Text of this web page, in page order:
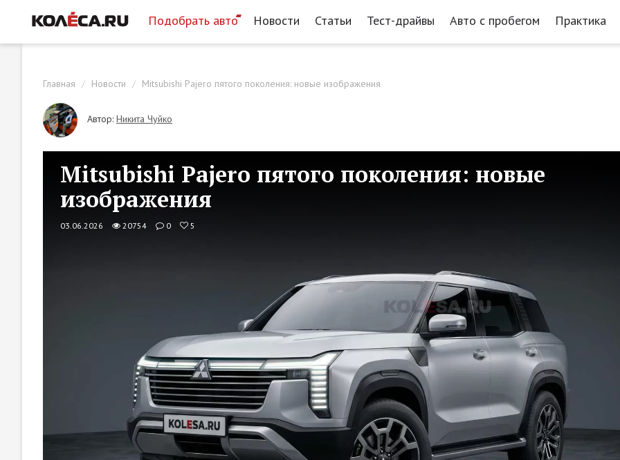
Подобрать авто Новости Статьи Тест-драйвы Авто с пробегом Практика
Главная Новости Mitsubishi Pajero пятого поколения: новые изображения
Автор: Никита Чуйко
Mitsubishi Pajero пятого поколения: новые
изображения
03.06.2026 20754 0 5